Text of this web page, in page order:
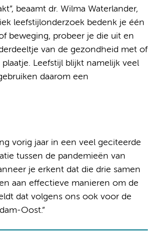
beaamt dr. Wilma Waterlander,
leefstijlonderzoek bedenk je één
beweging, probeer je die uit en
van de gezondheid met of
Leefstijl blijkt namelijk veel
daarom een
vorig jaar in een veel geciteerde
tussen de pandemieën van
je erkent dat die drie samen
aan effectieve manieren om de
dat volgens ons ook voor de
Oost.”